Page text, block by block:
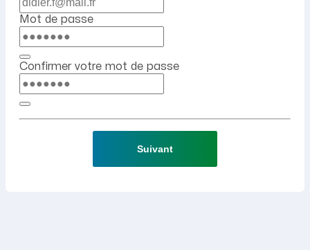
Mot de passe
Confirmer votre mot de passe
Suivant